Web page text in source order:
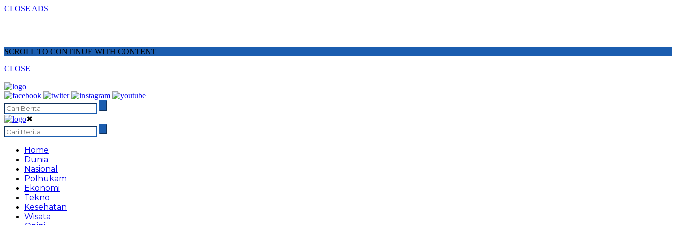
CLOSE ADS
SCROLL TO CONTINUE WITH CONTENT
CLOSE
✖
Home
Dunia
Nasional
Polhukam
Ekonomi
Tekno
Kesehatan
Wisata